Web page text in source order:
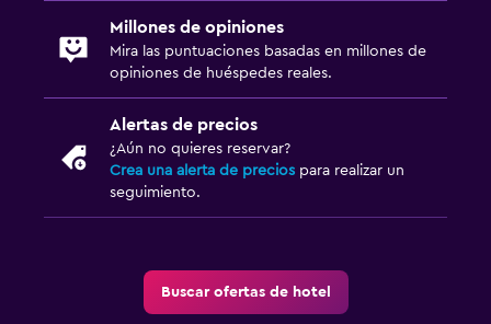
Millones de opiniones
Mira las puntuaciones basadas en millones de
opiniones de huéspedes reales.
Alertas de precios
¿Aún no quieres reservar?
Crea una alerta de precios para realizar un
seguimiento.
Buscar ofertas de hotel